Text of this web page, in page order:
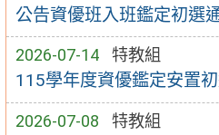
公告資優班入班鑑定初選
2026-07-14 特教組
115學年度資優鑑定安置
2026-07-08 特教組